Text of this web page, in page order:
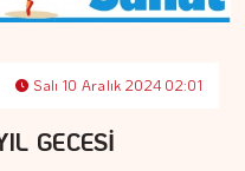
Salı 10 Aralık 2024 02:01
GECESİ